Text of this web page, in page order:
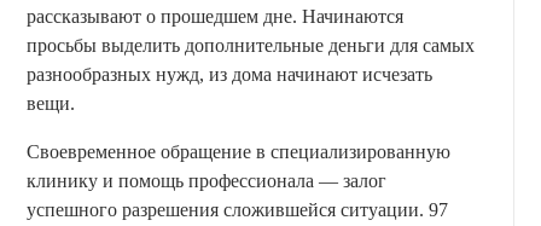
рассказывают о прошедшем дне. Начинаются
просьбы выделить дополнительные деньги для самых
разнообразных нужд, из дома начинают исчезать
вещи.
Своевременное обращение в специализированную
клинику и помощь профессионала — залог
успешного разрешения сложившейся ситуации. 97